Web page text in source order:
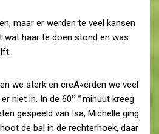
maar er werden te veel kansen
wat haar te doen stond en was
we sterk en creÃ«erden we veel
niet in. In de 60ste minuut kreeg
gespeeld van Isa, Michelle ging
de bal in de rechterhoek, daar